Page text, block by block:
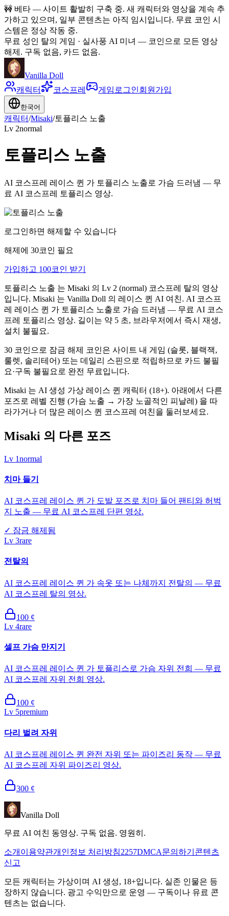
🚧 베타 — 사이트 활발히 구축 중. 새 캐릭터와 영상을 계속 추
가하고 있으며, 일부 콘텐츠는 아직 임시입니다. 무료 코인 시
스템은 정상 작동 중.
무료 성인 탈의 게임 · 실사풍 AI 미녀 — 코인으로 모든 영상
해제. 구독 없음, 카드 없음.
Vanilla Doll
캐릭터
코스프레 게임 로그인회원가입
한국어
캐릭터/Misaki/토플리스 노출
Lv 2normal
토플리스 노출
AI 코스프레 레이스 퀸 가 토플리스 노출로 가슴 드러냄 — 무
료 AI 코스프레 토플리스 영상.
로그인하면 해제할 수 있습니다
해제에 30코인 필요
가입하고 100코인 받기
토플리스 노출 는 Misaki 의 Lv 2 (normal) 코스프레 탈의 영상
입니다. Misaki 는 Vanilla Doll 의 레이스 퀸 AI 여친. AI 코스프
레 레이스 퀸 가 토플리스 노출로 가슴 드러냄 — 무료 AI 코스
프레 토플리스 영상. 길이는 약 5 초, 브라우저에서 즉시 재생,
설치 불필요.
30 코인으로 잠금 해제 코인은 사이트 내 게임 (슬롯, 블랙잭,
룰렛, 솔리테어) 또는 데일리 스핀으로 적립하므로 카드 불필
요·구독 불필요로 완전 무료입니다.
Misaki 는 AI 생성 가상 레이스 퀸 캐릭터 (18+). 아래에서 다른
포즈로 레벨 진행 (가슴 노출 → 가장 노골적인 피날레) 을 따
라가거나 더 많은 레이스 퀸 코스프레 여친을 둘러보세요.
Misaki 의 다른 포즈
Lv 1normal
치마 들기
AI 코스프레 레이스 퀸 가 도발 포즈로 치마 들어 팬티와 허벅
지 노출 — 무료 AI 코스프레 단편 영상.
✓ 잠금 해제됨
Lv 3rare
전탈의
AI 코스프레 레이스 퀸 가 속옷 또는 나체까지 전탈의 — 무료
AI 코스프레 탈의 영상.
100 ¢
Lv 4rare
셀프 가슴 만지기
AI 코스프레 레이스 퀸 가 토플리스로 가슴 자위 전희 — 무료
AI 코스프레 자위 전희 영상.
100 ¢
Lv 5premium
다리 벌려 자위
AI 코스프레 레이스 퀸 완전 자위 또는 파이즈리 동작 — 무료
AI 코스프레 자위 파이즈리 영상.
300 ¢
Vanilla Doll
무료 AI 여친 동영상. 구독 없음. 영원히.
소개 이용약관개인정보 처리방침2257DMCA문의하기 콘텐츠
신고
모든 캐릭터는 가상이며 AI 생성, 18+입니다. 실존 인물은 등
장하지 않습니다. 광고 수익만으로 운영 — 구독이나 유료 콘
텐츠는 없습니다.